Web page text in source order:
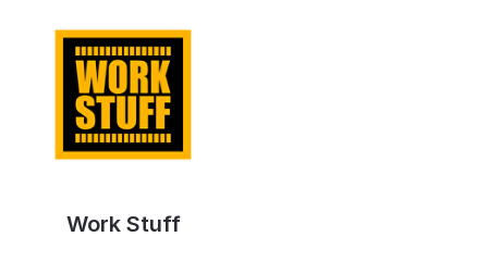
Work Stuff